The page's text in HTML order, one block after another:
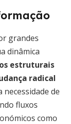
grandes
dinâmica
estruturais
radical
necessidade de
fluxos
como